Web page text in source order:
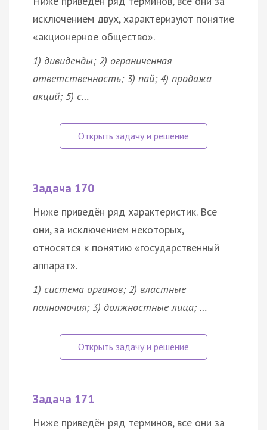
исключением двух, характеризуют понятие
«акционерное общество».
1) дивиденды; 2) ограниченная
ответственность; 3) пай; 4) продажа
акций; 5) с…
Задача 170
Ниже приведён ряд характеристик. Все
они, за исключением некоторых,
относятся к понятию «государственный
аппарат».
1) система органов; 2) властные
полномочия; 3) должностные лица; …
Задача 171
Ниже приведён ряд терминов, все они за